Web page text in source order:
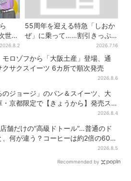
世代
2026.8.2
55周年を迎える特急「しおか
ぜ」に乗って……割引きっぷ
で、松山・道後温泉と南予を
満喫【大阪から愛媛へおトク
旅】
2026.7.16
モロゾフから「大阪土産」登場、通
クサクスイーツ 6カ所で順次発売
2026.8.6
のジョージ」のパン＆スイーツ、大
・京都限定で【きょうから】発売ス
2026.8.4
舗だけの“高級ドトール”…普通のド
、何が違う？コーヒーは約2倍の600
2026.8.5
Recommended by